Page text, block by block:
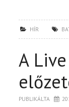
HÍR
A
PUBLIKÁLTA